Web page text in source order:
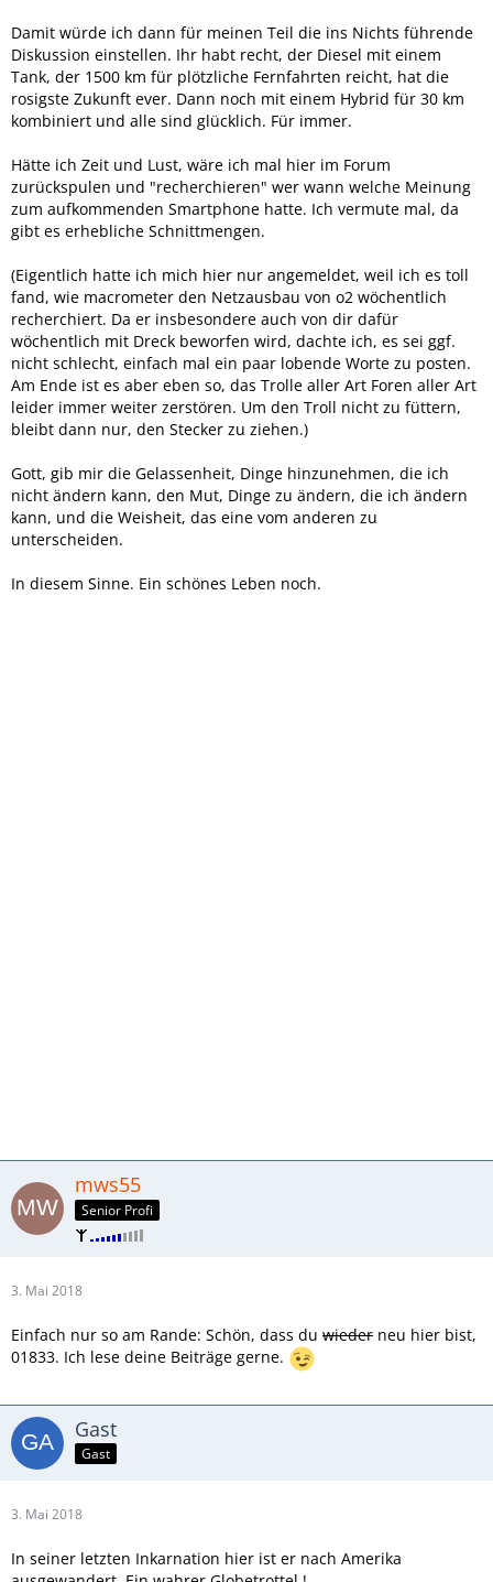
Damit würde ich dann für meinen Teil die ins Nichts führende
Diskussion einstellen. Ihr habt recht, der Diesel mit einem
Tank, der 1500 km für plötzliche Fernfahrten reicht, hat die
rosigste Zukunft ever. Dann noch mit einem Hybrid für 30 km
kombiniert und alle sind glücklich. Für immer.
Hätte ich Zeit und Lust, wäre ich mal hier im Forum
zurückspulen und "recherchieren" wer wann welche Meinung
zum aufkommenden Smartphone hatte. Ich vermute mal, da
gibt es erhebliche Schnittmengen.
(Eigentlich hatte ich mich hier nur angemeldet, weil ich es toll
fand, wie macrometer den Netzausbau von o2 wöchentlich
recherchiert. Da er insbesondere auch von dir dafür
wöchentlich mit Dreck beworfen wird, dachte ich, es sei ggf.
nicht schlecht, einfach mal ein paar lobende Worte zu posten.
Am Ende ist es aber eben so, das Trolle aller Art Foren aller Art
leider immer weiter zerstören. Um den Troll nicht zu füttern,
bleibt dann nur, den Stecker zu ziehen.)
Gott, gib mir die Gelassenheit, Dinge hinzunehmen, die ich
nicht ändern kann, den Mut, Dinge zu ändern, die ich ändern
kann, und die Weisheit, das eine vom anderen zu
unterscheiden.
In diesem Sinne. Ein schönes Leben noch.
mws55
Senior Profi
3. Mai 2018
Einfach nur so am Rande: Schön, dass du wieder neu hier bist,
01833. Ich lese deine Beiträge gerne.
Gast
Gast
3. Mai 2018
In seiner letzten Inkarnation hier ist er nach Amerika